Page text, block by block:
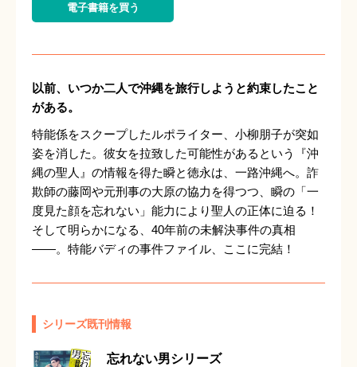
電子書籍を買う
以前、いつか二人で沖縄を旅行しようと約束したこと
がある。
特能係をスクープしたルポライター、小柳朋子が突如
姿を消した。彼女を拉致した可能性があるという『沖
縄の聖人』の情報を得た瞬と徳永は、一路沖縄へ。詐
欺師の藤岡や元刑事の大原の協力を得つつ、瞬の「一
度見た顔を忘れない」能力により聖人の正体に迫る！
そして明らかになる、40年前の未解決事件の真相
――。特能バディの事件ファイル、ここに完結！
シリーズ既刊情報
忘れない男シリーズ